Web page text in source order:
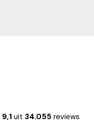
9,1 uit 34.055 reviews